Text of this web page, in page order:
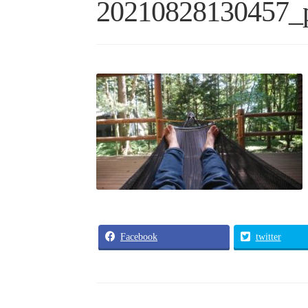
Facebook twitter